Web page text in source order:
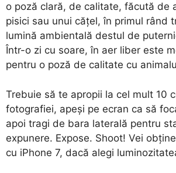
o poză clară, de calitate, făcută de
pisici sau unui cățel, în primul rând
lumină ambientală destul de
Într-o zi cu soare, în aer liber este
pentru o poză de calitate cu
Trebuie să te apropii la cel mult 10
fotografiei, apeși pe ecran ca să
apoi tragi de bara laterală pentru
expunere. Expose. Shoot! Vei
cu iPhone 7, dacă alegi